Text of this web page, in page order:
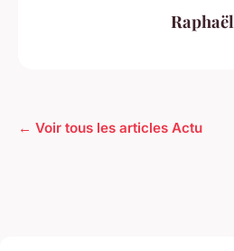
Raphaël
← Voir tous les articles Actu